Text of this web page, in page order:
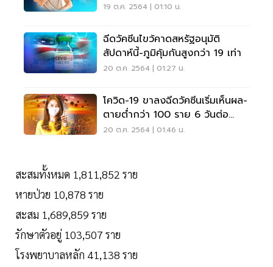
19 ต.ค. 2564 | 01:10 น.
ฉีดวัคซีนไขว้คาดสหรัฐอนุมัติ
สัปดาห์นี้-ภูมิคุ้มกันสูงกว่า 19 เท่า
20 ต.ค. 2564 | 01:27 น.
โควิด-19 ขาลงฉีดวัคซีนเริ่มเห็นผล-
ตายต่ำกว่า 100 ราย 6 วันต่อ
เนื่อง
20 ต.ค. 2564 | 01:46 น.
สะสมทั้งหมด 1,811,852 ราย
หายป่วย 10,878 ราย
สะสม 1,689,859 ราย
รักษาตัวอยู่ 103,507 ราย
โรงพยาบาลหลัก 41,138 ราย